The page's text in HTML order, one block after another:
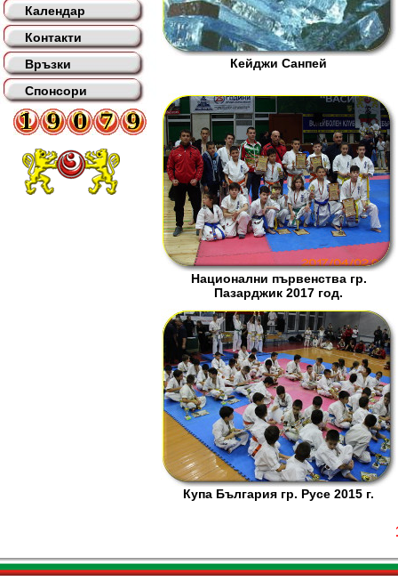
Календар
Контакти
Връзки
Спонсори
Кейджи Санпей
Национални първенства гр.
Пазарджик 2017 год.
Купа България гр. Русе 2015 г.